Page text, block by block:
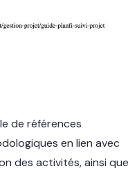
de références
en lien avec
des activités, ainsi que